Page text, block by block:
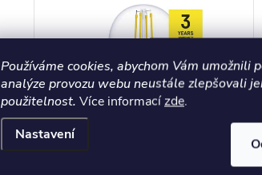
Používáme cookies, abychom Vám umožnili
analýze provozu webu neustále zlepšovali
použitelnost. Více informacízde.
Nastavení